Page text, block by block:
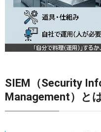
SIEM（Security
Management）と